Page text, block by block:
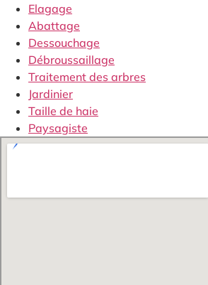
Elagage
Abattage
Dessouchage
Débroussaillage
Traitement des arbres
Jardinier
Taille de haie
Paysagiste